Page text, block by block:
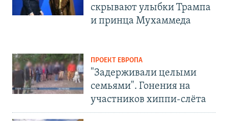
скрывают улыбки Трампа
и принца Мухаммеда
ПРОЕКТ ЕВРОПА
"Задерживали целыми
семьями". Гонения на
участников хиппи-слёта